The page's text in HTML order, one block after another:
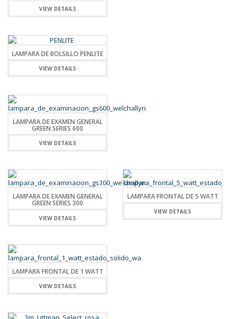
VIEW DETAILS
LAMPARA DE BOLSILLO PENLITE
VIEW DETAILS
LAMPARA DE EXAMEN GENERAL
GREEN SERIES 600
VIEW DETAILS
LAMPARA DE EXAMEN GENERAL
GREEN SERIES 300
VIEW DETAILS
LAMPARA FRONTAL DE 5 WATT
VIEW DETAILS
LAMPARA FRONTAL DE 1 WATT
VIEW DETAILS